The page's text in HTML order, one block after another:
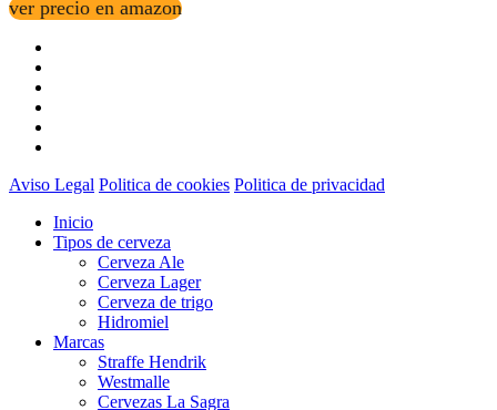
ver precio en amazon
Aviso Legal Politica de cookies Politica de privacidad
Inicio
Tipos de cerveza
Cerveza Ale
Cerveza Lager
Cerveza de trigo
Hidromiel
Marcas
Straffe Hendrik
Westmalle
Cervezas La Sagra